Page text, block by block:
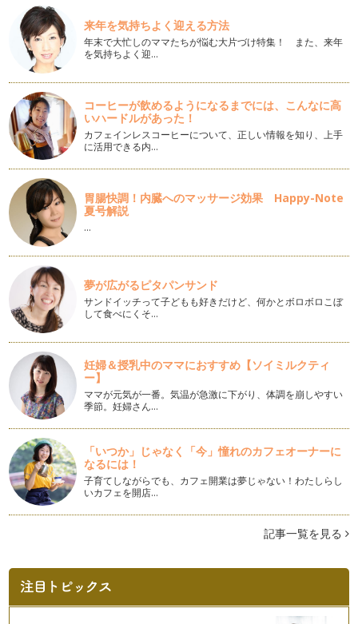
道の駅とは一味違う、ハッピーモア市場の魅力。
沖縄旅行中によく見かける道の駅やJAファーマーズマーケッ
ト。地元の野菜や加工品、お土産物が…
雨の日におすすめ‼究極の寄り道スポット
沖縄旅行で気になるのはお天気。沖縄は南国のイメージが強い
けど、意外と雨が多い地域でもありま…
沖縄旅行中の子どもの食事どうする？？
子どもが生まれて旅行に行こうとした時、ママが心配なのは
「移動」と並んで「食事」があがります…
LCCのデメリット全部教えます
子どもが生まれてから初めて乗ったLCC。成田空港や関西国際
空港からひとり1万円以下で沖縄線…
沖縄旅行で格安でレンタカーを借りる方法
沖縄旅行につきもののレンタカー。空港からは大型リゾートホ
テルへのリムジンバスもあるし、那覇…
沖縄料理に飽きたらグルメバーガーに挑戦
子どもも大好き、ハンバーガー。 沖縄は米軍基地があること
もあってか、ハンバーガー専…
胸キュンのやちむんを探す旅に出よう
沖縄土産の定番は、ちんすこうとか、紅いもタルトあたりです
が、おしゃれな友だちへのお土産でお…
美ら海水族館だけじゃもったいない！海洋博公園の楽しみ方
子連れ沖縄旅行の定番観光スポットといえば、美ら海水族館。
迫力の巨大水槽もあり、ヒトデやナマ…
子どもと海遊びをする前に知っておきたいこと
沖縄での最大の楽しみ、きれいなビーチと透明度の高い青い
レンタカーだけじゃない！沖縄旅行の移動手段
沖縄旅行の基本はレンタカーですが、それ以外にも移動手段は
もちろんあります。それは、タクシー…
来年を気持ちよく迎える方法
年末で大忙しのママたちが悩む大片づけ特集！ また、来年
を気持ちよく迎…
コーヒーが飲めるようになるまでには、こんなに高
いハードルがあった！
カフェインレスコーヒーについて、正しい情報を知り、上手
に活用できる内…
胃腸快調！内臓へのマッサージ効果 Happy-Note
夏号解説
…
夢が広がるピタパンサンド
サンドイッチって子どもも好きだけど、何かとボロボロこぼ
して食べにくそ…
妊婦＆授乳中のママにおすすめ【ソイミルクティ
ー】
ママが元気が一番。気温が急激に下がり、体調を崩しやすい
季節。妊婦さん…
「いつか」じゃなく「今」憧れのカフェオーナーに
なるには！
子育てしながらでも、カフェ開業は夢じゃない！わたしらし
いカフェを開店…
記事一覧を見る